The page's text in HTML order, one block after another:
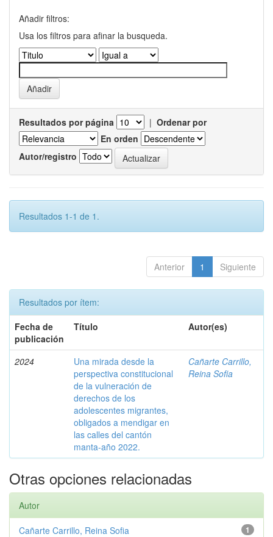
Añadir filtros:
Usa los filtros para afinar la busqueda.
Resultados por página | Ordenar por
En orden
Autor/registro
Resultados 1-1 de 1.
Anterior 1 Siguiente
Resultados por ítem:
Fecha de
publicación
Título Autor(es)
2024
Una mirada desde la
perspectiva constitucional
de la vulneración de
derechos de los
adolescentes migrantes,
obligados a mendigar en
las calles del cantón
manta-año 2022.
Cañarte Carrillo,
Reina Sofia
Otras opciones relacionadas
Autor
1
Cañarte Carrillo, Reina Sofia